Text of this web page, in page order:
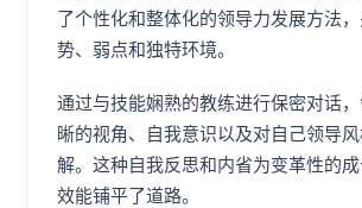
了个性化和整体化的领导力发展方法
势、弱点和独特环境。
通过与技能娴熟的教练进行保密对话
晰的视角、自我意识以及对自己领导
解。这种自我反思和内省为变革性的
效能铺平了道路。